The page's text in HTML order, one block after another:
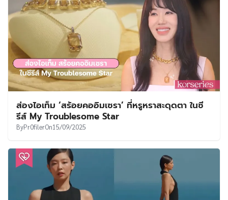
ส่องไอเท็ม ‘สร้อยคออิมเซรา’ ที่หรูหราสะดุดตา ในซี
รีส์ My Troublesome Star
ByPr0filerOn15/09/2025